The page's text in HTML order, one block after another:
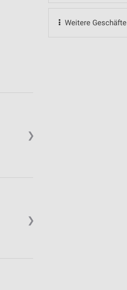
Weitere Geschäfte
❯
❯